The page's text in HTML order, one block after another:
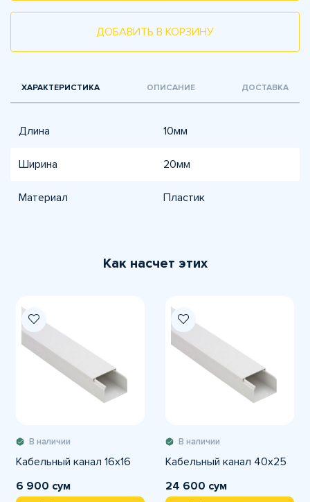
ДОБАВИТЬ В КОРЗИНУ
ХАРАКТЕРИСТИКА ОПИСАНИЕ ДОСТАВКА
Длина 10мм
Ширина 20мм
Материал Пластик
Как насчет этих
В наличии
Кабельный канал 16х16
6 900 сум
В наличии
Кабельный канал 40х25
24 600 сум